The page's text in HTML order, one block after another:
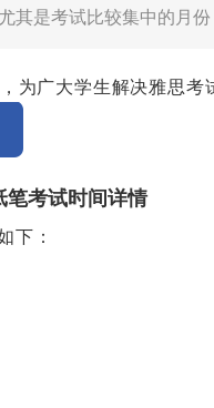
其是考试比较集中的月
为广大学生解决雅思考
考试时间详情
下：